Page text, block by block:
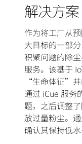
解决方案
作为将工厂从
大目标的一部
积聚问题的除
服务。该基于
“生命体征”并
通过 iCue 服务
题，之后调整
放过量粉尘。
确认其保持低水